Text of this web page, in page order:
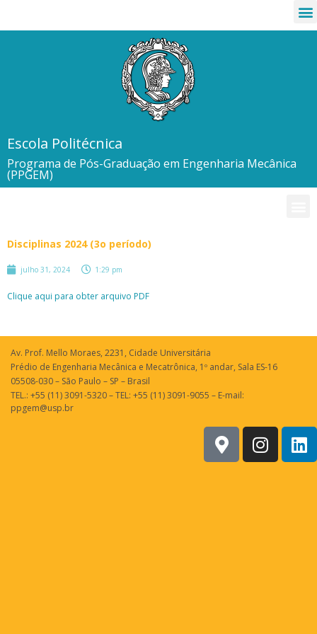
Escola Politécnica
Programa de Pós-Graduação em Engenharia Mecânica
(PPGEM)
Disciplinas 2024 (3o período)
julho 31, 2024 1:29 pm
Clique aqui para obter arquivo PDF
Av. Prof. Mello Moraes, 2231, Cidade Universitária
Prédio de Engenharia Mecânica e Mecatrônica, 1º andar, Sala ES-16
05508-030 – São Paulo – SP – Brasil
TEL.: +55 (11) 3091-5320 – TEL: +55 (11) 3091-9055 – E-mail:
ppgem@usp.br